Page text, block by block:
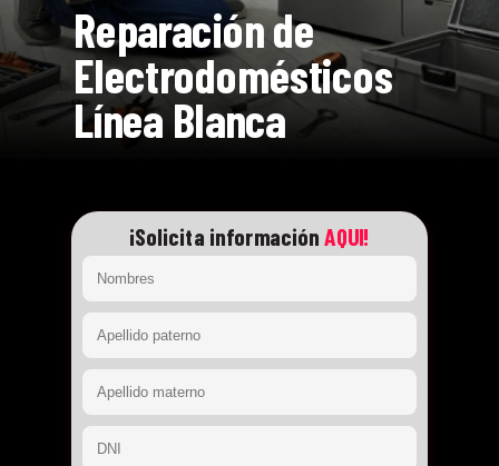
¡Solicita informaciónAQUI!
Reparación de
Electrodomésticos
Línea Blanca